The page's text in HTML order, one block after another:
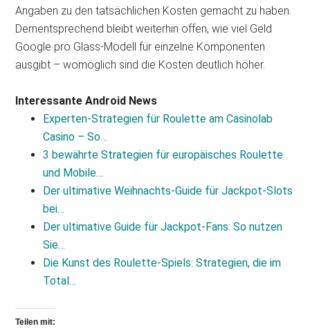
Angaben zu den tatsächlichen Kosten gemacht zu haben.
Dementsprechend bleibt weiterhin offen, wie viel Geld
Google pro Glass-Modell für einzelne Komponenten
ausgibt – womöglich sind die Kosten deutlich höher.
Interessante Android News
Experten‑Strategien für Roulette am Casinolab
Casino – So…
3 bewährte Strategien für europäisches Roulette
und Mobile…
Der ultimative Weihnachts‑Guide für Jackpot‑Slots
bei…
Der ultimative Guide für Jackpot‑Fans: So nutzen
Sie…
Die Kunst des Roulette‑Spiels: Strategien, die im
Total…
Teilen mit: